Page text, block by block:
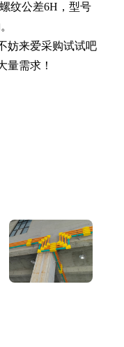
纹公差6H，型号
妨来爱采购试试吧
量需求！